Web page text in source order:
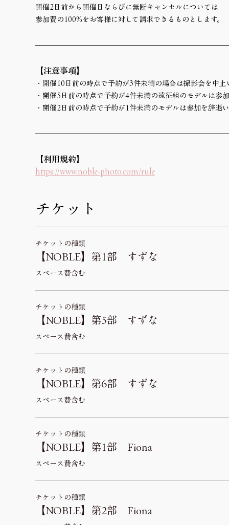
開催2日前から開催日ならびに無断キャンセルについては
参加費の100%をお客様に対して請求できるものとします。
【注意事項】
・開催10日前の時点で予約が3件未満の場合は撮影会を中止
・開催5日前の時点で予約が4件未満の遠征組のモデルは参
・開催2日前の時点で予約が1件未満のモデルは参加を辞退
【利用規約】
https://www.noble-photo.com/rule
チケット
チケットの種類
【NOBLE】第1部 すずな
スペース費含む
チケットの種類
【NOBLE】第5部 すずな
スペース費含む
チケットの種類
【NOBLE】第6部 すずな
スペース費含む
チケットの種類
【NOBLE】第1部 Fiona
スペース費含む
チケットの種類
【NOBLE】第2部 Fiona